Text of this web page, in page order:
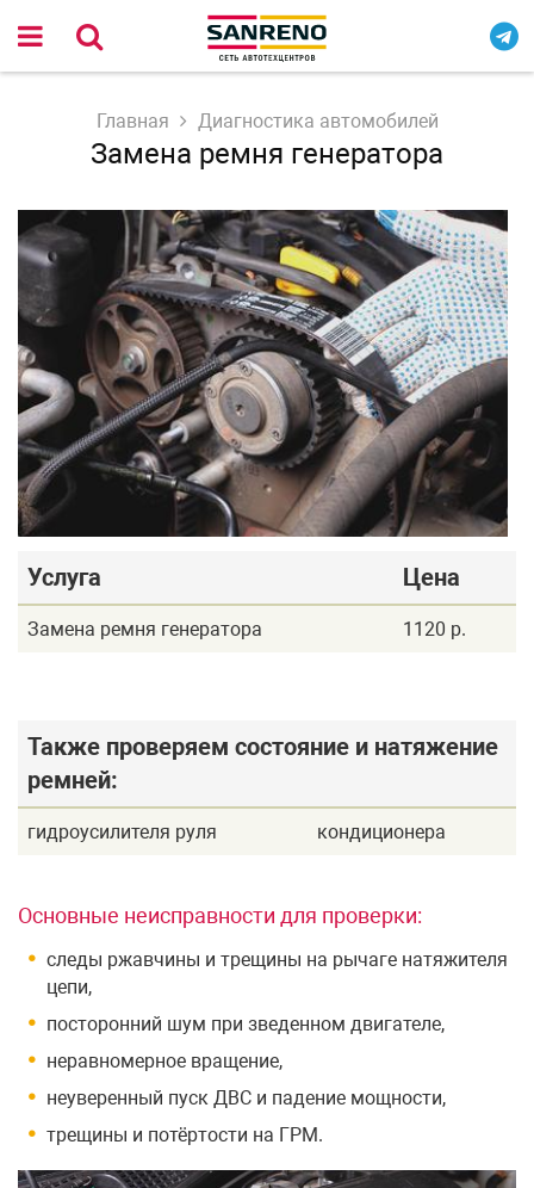
Главная Диагностика автомобилей
Замена ремня генератора
Услуга Цена
Замена ремня генератора 1120 р.
Также проверяем состояние и натяжение
ремней:
гидроусилителя руля кондиционера
Основные неисправности для проверки:
следы ржавчины и трещины на рычаге натяжителя
цепи,
посторонний шум при зведенном двигателе,
неравномерное вращение,
неуверенный пуск ДВС и падение мощности,
трещины и потёртости на ГРМ.